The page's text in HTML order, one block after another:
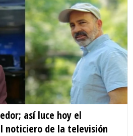
así luce hoy el
noticiero de la televisión